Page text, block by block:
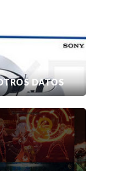
DATOS